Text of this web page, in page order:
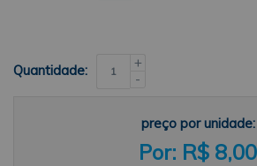
Quantidade:
+
-
preço por unidade:
R$ 8,00